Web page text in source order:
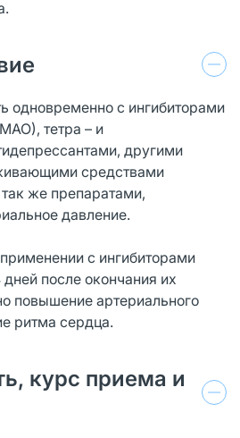
одновременно с ингибиторами
тетра – и
другими
средствами
же препаратами,
давление.
с ингибиторами
после окончания их
повышение артериального
ритма сердца.
курс приема и